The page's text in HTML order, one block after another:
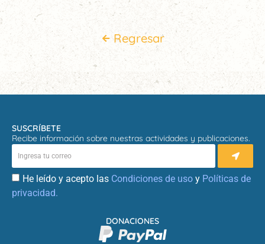
Regresar
SUSCRÍBETE
Recibe información sobre nuestras actividades y publicaciones.
He leído y acepto las Condiciones de uso y Políticas de
privacidad.
DONACIONES